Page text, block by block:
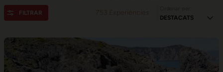
FILTRAR